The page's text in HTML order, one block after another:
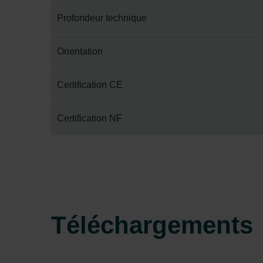
Profondeur technique
Orientation
Certification CE
Certification NF
Téléchargements